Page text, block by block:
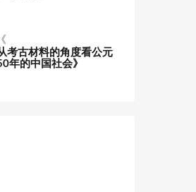
考古材料的角度看公元
年的中国社会》